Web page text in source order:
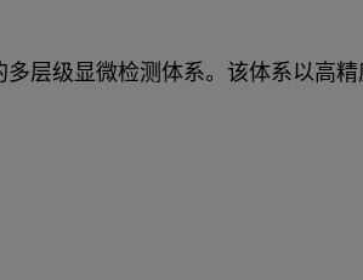
层级显微检测体系。该体系以高精